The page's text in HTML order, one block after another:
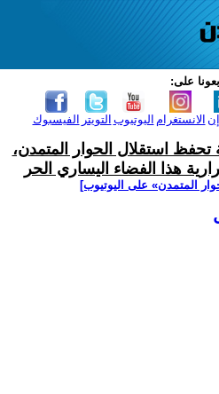
على:
الفيسبوك التويتر اليوتيوب الانستغرام
تحفظ استقلال الحوار المتمدن،
هذا الفضاء اليساري الحر
المتمدن» على اليوتيوب]